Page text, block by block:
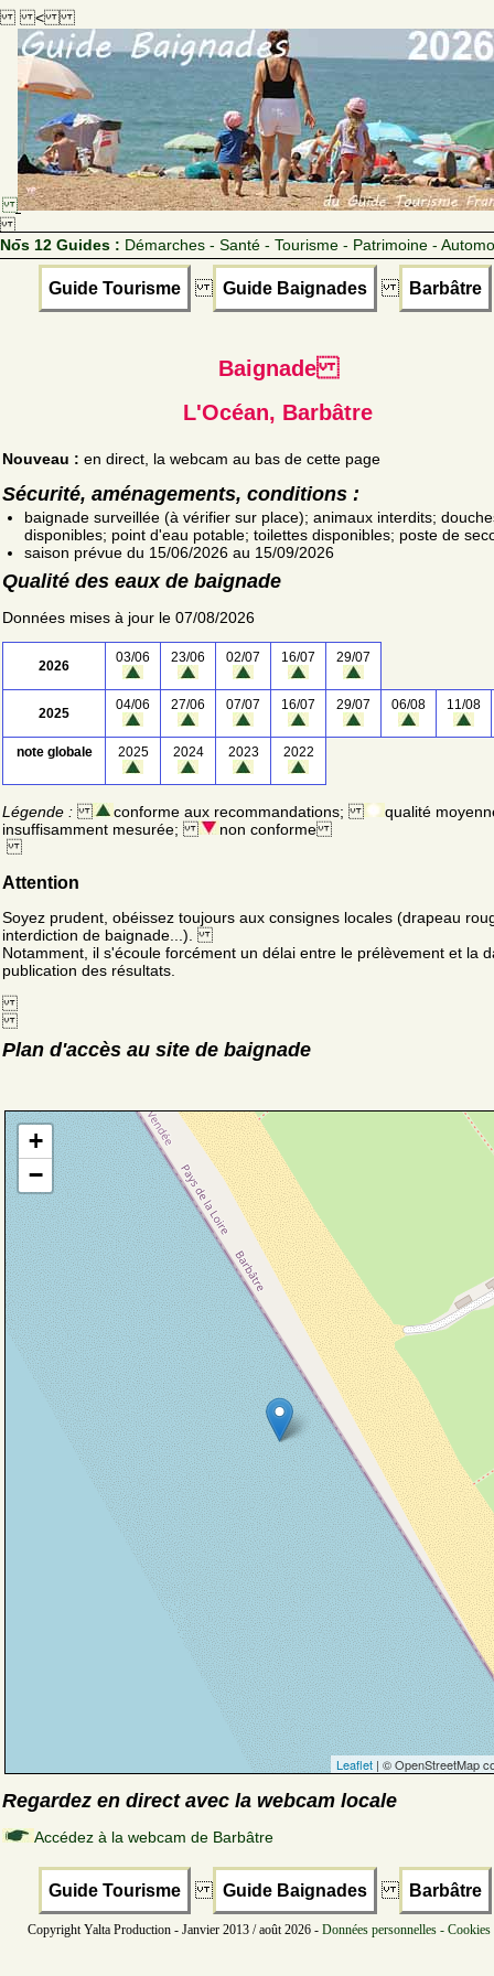
<
Nos 12 Guides : Démarches - Santé - Tourisme - Patrimoine -
Guide Tourisme Guide Baignades Barbâtre
Baignade
L'Océan, Barbâtre
Nouveau : en direct, la webcam au bas de cette page
Sécurité, aménagements, conditions :
baignade surveillée (à vérifier sur place); animaux interdits;
disponibles; point d'eau potable; toilettes disponibles; poste de
saison prévue du 15/06/2026 au 15/09/2026
Qualité des eaux de baignade
Données mises à jour le 07/08/2026
2026
03/06 23/06 02/07 16/07 29/07
2025
04/06 27/06 07/07 16/07 29/07 06/08 11/08
note globale 2025 2024 2023 2022
Légende : conforme aux recommandations;
qualité
insuffisamment mesurée;
non conforme
Attention
Soyez prudent, obéissez toujours aux consignes locales (drapeau
interdiction de baignade...).
Notamment, il s'écoule forcément un délai entre le prélèvement et la
publication des résultats.
Plan d'accès au site de baignade
+
−
Leaflet | © OpenStreetMap
Regardez en direct avec la webcam locale
Accédez à la webcam de Barbâtre
Guide Tourisme Guide Baignades Barbâtre
Copyright Yalta Production - Janvier 2013 / août 2026 - Données personnelles -